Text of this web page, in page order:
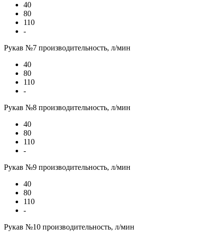
40
80
110
-
Рукав №7 производительность, л/мин
40
80
110
-
Рукав №8 производительность, л/мин
40
80
110
-
Рукав №9 производительность, л/мин
40
80
110
-
Рукав №10 производительность, л/мин